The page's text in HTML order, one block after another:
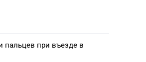
пальцев при въезде в